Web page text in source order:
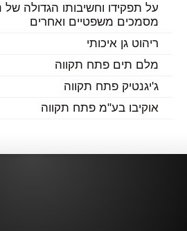
על תפקידו וחשיבותו הגדולה של
מסמכים משפטיים ואחרים
ריהוט גן איכותי
מלם תים פתח תקווה
ג'יגנטיק פתח תקווה
אוקיבו בע"מ פתח תקווה